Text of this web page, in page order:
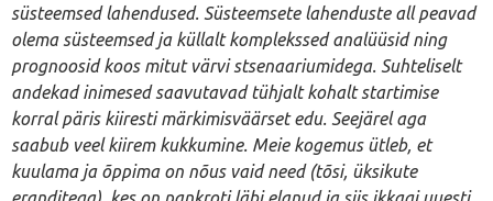
süsteemsed lahendused. Süsteemsete lahenduste all peavad
olema süsteemsed ja küllalt komplekssed analüüsid ning
prognoosid koos mitut värvi stsenaariumidega. Suhteliselt
andekad inimesed saavutavad tühjalt kohalt startimise
korral päris kiiresti märkimisväärset edu. Seejärel aga
saabub veel kiirem kukkumine. Meie kogemus ütleb, et
kuulama ja õppima on nõus vaid need (tõsi, üksikute